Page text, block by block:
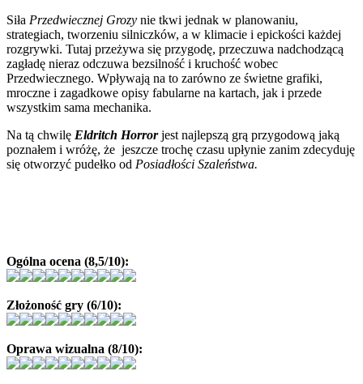
Siła Przedwiecznej Grozy nie tkwi jednak w planowaniu,
strategiach, tworzeniu silniczków, a w klimacie i epickości każdej
rozgrywki. Tutaj przeżywa się przygodę, przeczuwa nadchodzącą
zagładę nieraz odczuwa bezsilność i kruchość wobec
Przedwiecznego. Wpływają na to zarówno ze świetne grafiki,
mroczne i zagadkowe opisy fabularne na kartach, jak i przede
wszystkim sama mechanika.
Na tą chwilę Eldritch Horrorjest najlepszą grą przygodową jaką
poznałem i wróżę, że jeszcze trochę czasu upłynie zanim zdecyduję
się otworzyć pudełko od Posiadłości Szaleństwa.
Ogólna ocena (8,5/10):
Złożoność gry (6/10):
Oprawa wizualna (8/10):